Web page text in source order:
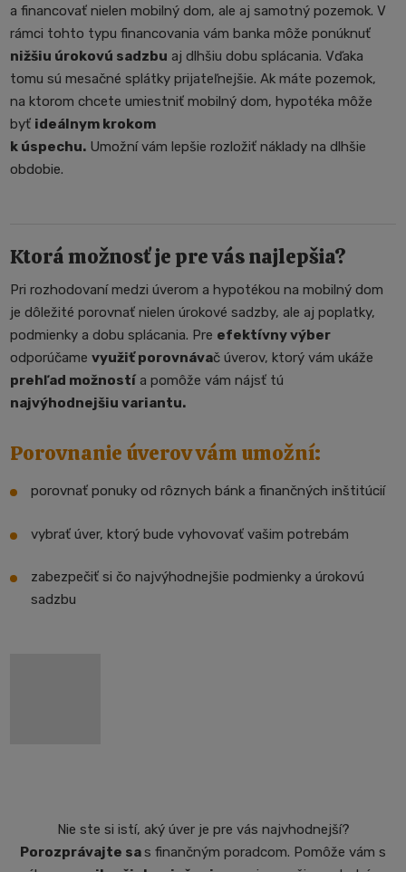
a financovať nielen mobilný dom, ale aj samotný pozemok. V
rámci tohto typu financovania vám banka môže ponúknuť
nižšiu úrokovú sadzbu aj dlhšiu dobu splácania. Vďaka
tomu sú mesačné splátky prijateľnejšie. Ak máte pozemok,
na ktorom chcete umiestniť mobilný dom, hypotéka môže
byť ideálnym krokom
k úspechu. Umožní vám lepšie rozložiť náklady na dlhšie
obdobie.
Ktorá možnosť je pre vás najlepšia?
Pri rozhodovaní medzi úverom a hypotékou na mobilný dom
je dôležité porovnať nielen úrokové sadzby, ale aj poplatky,
podmienky a dobu splácania. Pre efektívny výber
odporúčamevyužiť porovnávač úverov, ktorý vám ukáže
prehľad možností a pomôže vám nájsť tú
najvýhodnejšiu variantu.
Porovnanie úverov vám umožní:
porovnať ponuky od rôznych bánk a finančných inštitúcií
vybrať úver, ktorý bude vyhovovať vašim potrebám
zabezpečiť si čo najvýhodnejšie podmienky a úrokovú
sadzbu
Nie ste si istí, aký úver je pre vás najvhodnejší?
Porozprávajte sas finančným poradcom. Pomôže vám s